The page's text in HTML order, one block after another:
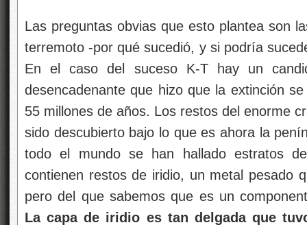
Las preguntas obvias que esto plantea son
terremoto -por qué sucedió, y si podría
En el caso del suceso K-T hay un
desencadenante que hizo que la extinción
55 millones de años. Los restos del enorme
sido descubierto bajo lo que es ahora la
todo el mundo se han hallado estratos
contienen restos de iridio, un metal pesado
pero del que sabemos que es un
La capa de iridio es tan delgada que